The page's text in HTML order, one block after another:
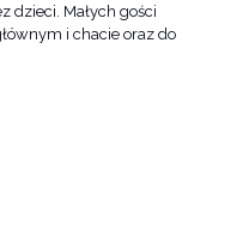
dzieci. Małych gości
i chacie oraz do